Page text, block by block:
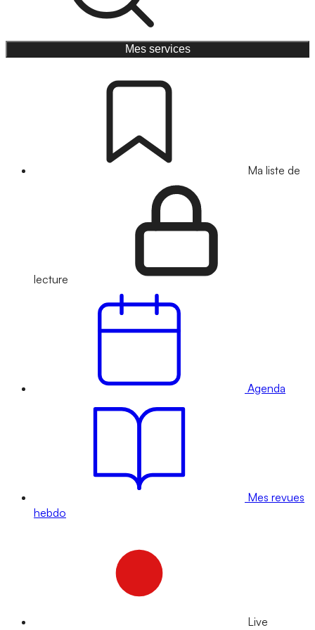
Mes services
Ma liste de
lecture
Agenda
Mes revues
hebdo
Live